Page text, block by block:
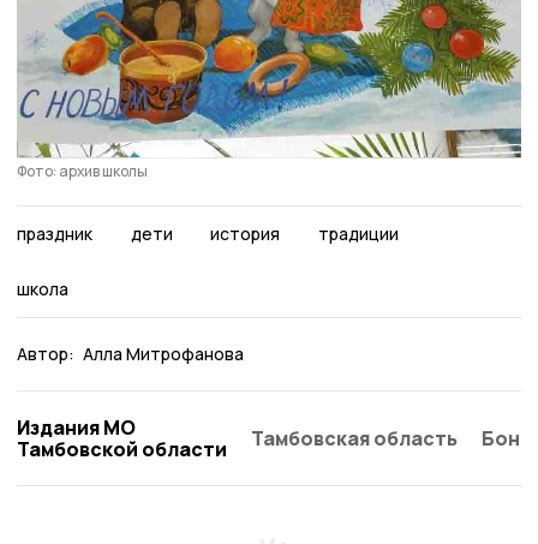
Фото: архив школы
праздник дети история традиции
школа
Автор: Алла Митрофанова
Издания МО
Тамбовской области
Тамбовская область